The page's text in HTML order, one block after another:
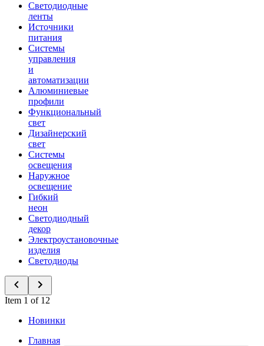
Светодиодные
ленты
Источники
питания
Системы
управления
и
автоматизации
Алюминиевые
профили
Функциональный
свет
Дизайнерский
свет
Системы
освещения
Наружное
освещение
Гибкий
неон
Светодиодный
декор
Электроустановочные
изделия
Светодиоды
Item 1 of 12
Новинки
Главная